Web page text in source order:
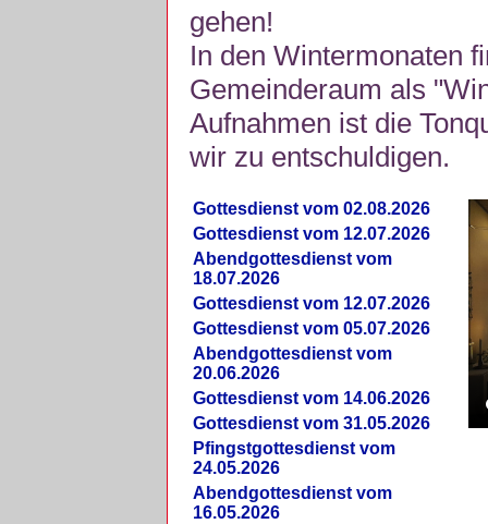
gehen!
In den Wintermonaten
Gemeinderaum als
Aufnahmen ist die
wir zu entschuldigen.
Gottesdienst vom 02.08.2026
Gottesdienst vom 12.07.2026
Abendgottesdienst vom
18.07.2026
Gottesdienst vom 12.07.2026
Gottesdienst vom 05.07.2026
Abendgottesdienst vom
20.06.2026
Gottesdienst vom 14.06.2026
Gottesdienst vom 31.05.2026
Pfingstgottesdienst vom
24.05.2026
Abendgottesdienst vom
16.05.2026